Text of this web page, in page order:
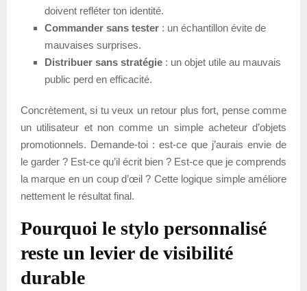
doivent refléter ton identité.
Commander sans tester : un échantillon évite de
mauvaises surprises.
Distribuer sans stratégie : un objet utile au mauvais
public perd en efficacité.
Concrètement, si tu veux un retour plus fort, pense comme
un utilisateur et non comme un simple acheteur d’objets
promotionnels. Demande-toi : est-ce que j’aurais envie de
le garder ? Est-ce qu’il écrit bien ? Est-ce que je comprends
la marque en un coup d’œil ? Cette logique simple améliore
nettement le résultat final.
Pourquoi le stylo personnalisé
reste un levier de visibilité
durable